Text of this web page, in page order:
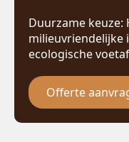
Duurzame keuze:
milieuvriendelijke
ecologische
Offerte